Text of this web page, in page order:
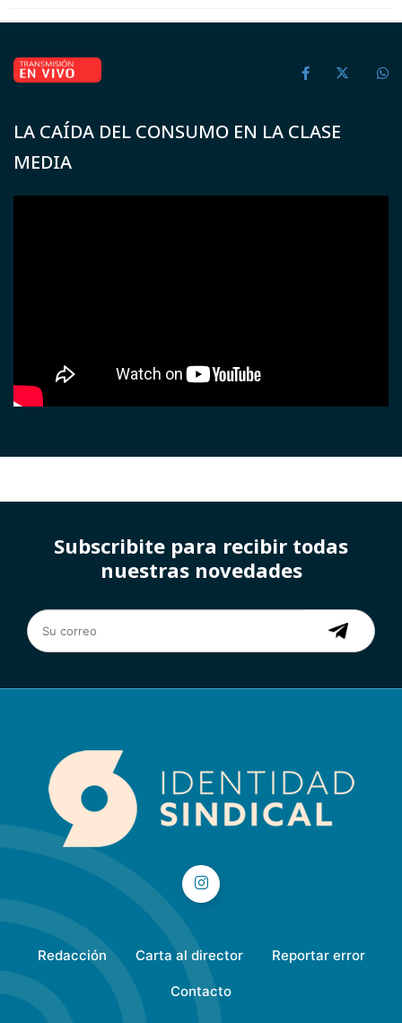
LA CAÍDA DEL CONSUMO EN LA CLASE
MEDIA
Subscribite para recibir todas
nuestras novedades
Redacción Carta al director Reportar error
Contacto